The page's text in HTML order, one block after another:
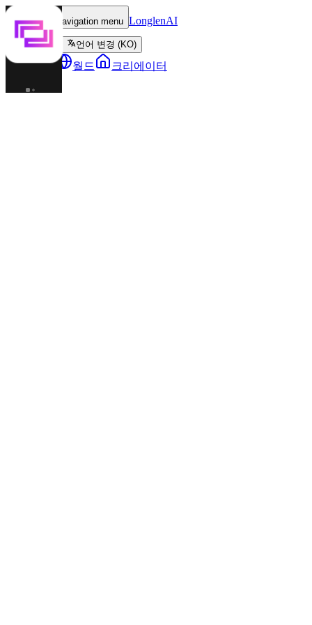
Toggle navigation menu LonglenAI
언어 변경 (KO)
캐릭터 월드 크리에이터